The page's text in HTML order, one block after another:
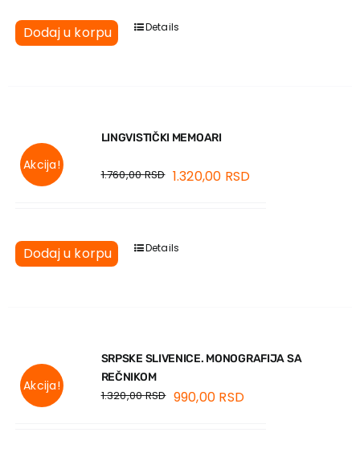
Dodaj u korpu Details
Akcija!
LINGVISTIČKI MEMOARI
1.760,00RSD 1.320,00 RSD
Dodaj u korpu Details
Akcija!
SRPSKE SLIVENICE. MONOGRAFIJA SA
REČNIKOM
1.320,00RSD 990,00 RSD